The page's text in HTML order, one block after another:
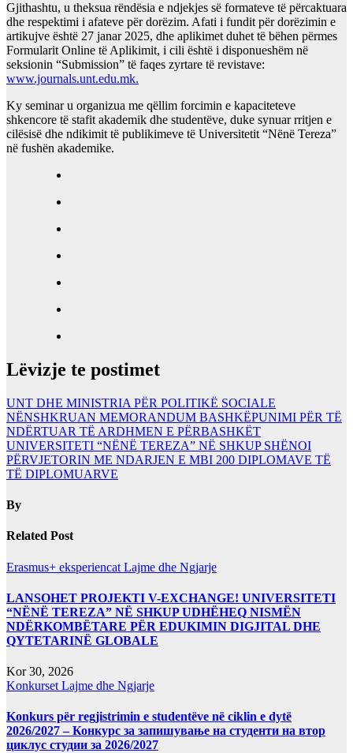
Gjithashtu, u theksua rëndësia e ndjekjes së formateve të përcaktuara
dhe respektimi i afateve për dorëzim. Afati i fundit për dorëzimin e
artikujve është 27 janar 2025, dhe aplikimet duhet të bëhen përmes
Formularit Online të Aplikimit, i cili është i disponueshëm në
seksionin “Submission” të faqes zyrtare të revistave:
www.journals.unt.edu.mk.
Ky seminar u organizua me qëllim forcimin e kapaciteteve
shkencore të stafit akademik dhe studentëve, duke synuar rritjen e
cilësisë dhe ndikimit të publikimeve të Universitetit “Nënë Tereza”
në fushën akademike.
Lëvizje te postimet
UNT DHE MINISTRIA PËR POLITIKË SOCIALE
NËNSHKRUAN MEMORANDUM BASHKËPUNIMI PËR TË
NDËRTUAR TË ARDHMEN E PËRBASHKËT
UNIVERSITETI “NËNË TEREZA” NË SHKUP SHËNOI
PËRVJETORIN ME NDARJEN E MBI 200 DIPLOMAVE TË
TË DIPLOMUARVE
By
Related Post
Erasmus+ eksperiencat Lajme dhe Ngjarje
LANSOHET PROJEKTI V-EXCHANGE! UNIVERSITETI
“NËNË TEREZA” NË SHKUP UDHËHEQ NISMËN
NDËRKOMBËTARE PËR EDUKIMIN DIGJITAL DHE
QYTETARINË GLOBALE
Kor 30, 2026
Konkurset Lajme dhe Ngjarje
Konkurs për regjistrimin e studentëve në ciklin e dytë
2026/2027 – Конкурс за запишување на студенти на втор
циклус студии за 2026/2027